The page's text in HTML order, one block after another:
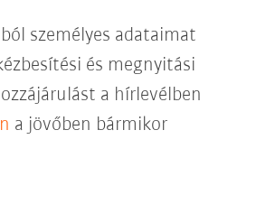
személyes adataimat
és megnyitási
a hírlevélben
a jövőben bármikor